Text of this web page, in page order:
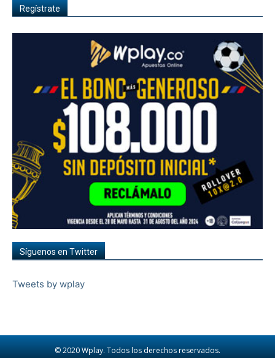
Regístrate
Síguenos en Twitter
Tweets by wplay
© 2020 Wplay. Todos los derechos reservados.